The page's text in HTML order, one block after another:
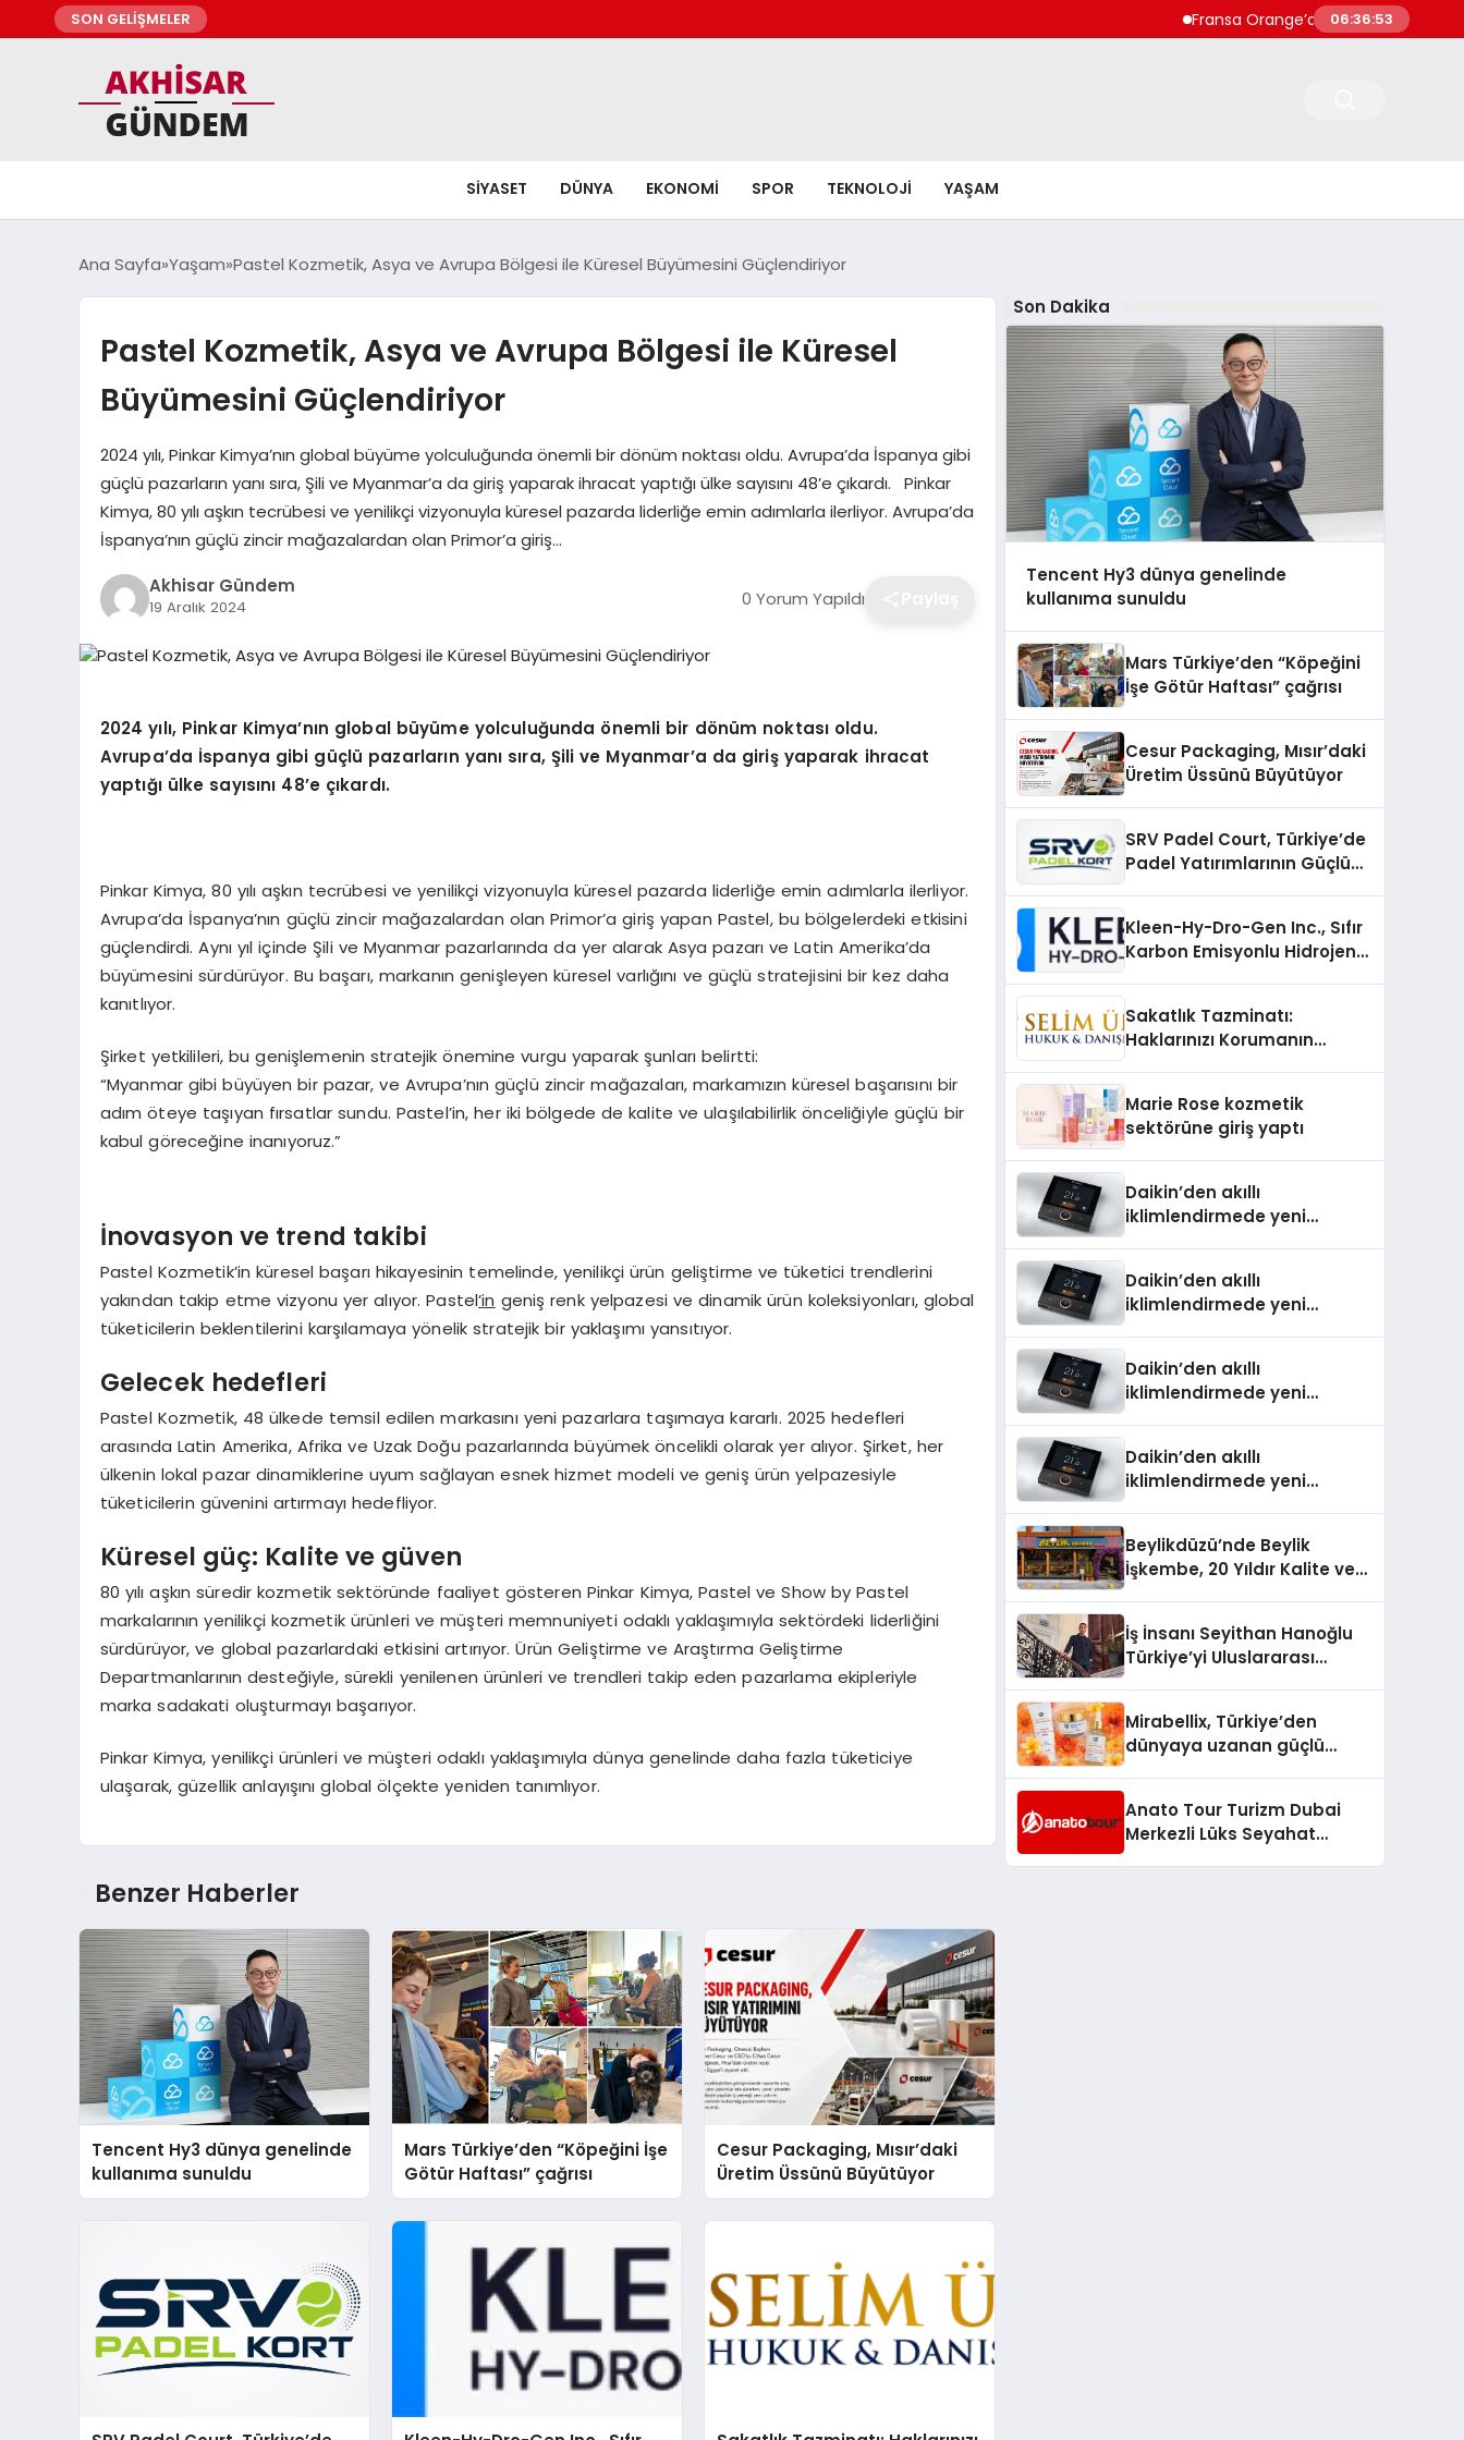
SON GELİŞMELER Fransa Orange’da Kadının Evinde Beş
06:36:54
SIYASET DÜNYA EKONOMI SPOR TEKNOLOJI YAŞAM
Ana Sayfa Yaşam Pastel Kozmetik, Asya ve Avrupa Bölgesi ile Küresel Büyümesini Güçlendiriyor
Pastel Kozmetik, Asya ve Avrupa Bölgesi ile Küresel
Büyümesini Güçlendiriyor
2024 yılı, Pinkar Kimya’nın global büyüme yolculuğunda önemli bir dönüm noktası oldu. Avrupa’da İspanya gibi
güçlü pazarların yanı sıra, Şili ve Myanmar’a da giriş yaparak ihracat yaptığı ülke sayısını 48’e çıkardı. Pinkar
Kimya, 80 yılı aşkın tecrübesi ve yenilikçi vizyonuyla küresel pazarda liderliğe emin adımlarla ilerliyor. Avrupa’da
İspanya’nın güçlü zincir mağazalardan olan Primor’a giriş…
Akhisar Gündem
19 Aralık 2024 0 Yorum Yapıldı
2024 yılı, Pinkar Kimya’nın global büyüme yolculuğunda önemli bir dönüm noktası oldu.
Avrupa’da İspanya gibi güçlü pazarların yanı sıra, Şili ve Myanmar’a da girişyaparak ihracat
yaptığı ülke sayısını 48’e çıkardı.
Pinkar Kimya, 80 yılı aşkın tecrübesi ve yenilikçi vizyonuyla küresel pazarda liderliğe emin adımlarla ilerliyor.
Avrupa’da İspanya’nın güçlü zincir mağazalardan olan Primor’a giriş yapan Pastel, bu bölgelerdeki etkisini
güçlendirdi. Aynı yıl içinde Şili ve Myanmar pazarlarında da yer alarak Asya pazarı ve Latin Amerika’da
büyümesini sürdürüyor. Bu başarı, markanın genişleyen küresel varlığını ve güçlü stratejisini bir kez daha
kanıtlıyor.
Şirket yetkilileri, bu genişlemenin stratejik önemine vurgu yaparak şunları belirtti:
“Myanmar gibi büyüyen bir pazar, ve Avrupa’nın güçlü zincir mağazaları, markamızın küresel başarısını bir
adım öteye taşıyan fırsatlar sundu. Pastel’in, her iki bölgede de kalite ve ulaşılabilirlik önceliğiyle güçlü bir
kabul göreceğine inanıyoruz.”
İnovasyon ve trend takibi
Pastel Kozmetik’in küresel başarı hikayesinin temelinde, yenilikçi ürün geliştirme ve tüketici trendlerini
yakından takip etme vizyonu yer alıyor. Pastel’in geniş renk yelpazesi ve dinamik ürün koleksiyonları, global
tüketicilerin beklentilerini karşılamaya yönelik stratejik bir yaklaşımı yansıtıyor.
Gelecek hedefleri
Pastel Kozmetik, 48 ülkede temsil edilen markasını yeni pazarlara taşımaya kararlı. 2025 hedefleri
arasında Latin Amerika, Afrika ve Uzak Doğu pazarlarında büyümek öncelikli olarak yer alıyor. Şirket, her
ülkenin lokal pazar dinamiklerine uyum sağlayan esnek hizmet modeli ve geniş ürün yelpazesiyle
tüketicilerin güvenini artırmayı hedefliyor.
Küresel güç: Kalite ve güven
80 yılı aşkın süredir kozmetik sektöründe faaliyet gösteren Pinkar Kimya, Pastel ve Show by Pastel
markalarının yenilikçi kozmetik ürünleri ve müşteri memnuniyeti odaklı yaklaşımıyla sektördeki liderliğini
sürdürüyor, ve global pazarlardaki etkisini artırıyor. Ürün Geliştirme ve Araştırma Geliştirme
Departmanlarının desteğiyle, sürekli yenilenen ürünleri ve trendleri takip eden pazarlama ekipleriyle
marka sadakati oluşturmayı başarıyor.
Pinkar Kimya, yenilikçi ürünleri ve müşteri odaklı yaklaşımıyla dünya genelinde daha fazla tüketiciye
ulaşarak, güzellik anlayışını global ölçekte yeniden tanımlıyor.
Benzer Haberler
Tencent Hy3 dünya genelinde
kullanıma sunuldu
Mars Türkiye’den “Köpeğini İşe
Götür Haftası” çağrısı
Cesur Packaging, Mısır’daki
Üretim Üssünü Büyütüyor
Son Dakika
Tencent Hy3 dünya genelinde
kullanıma sunuldu
Mars Türkiye’den “Köpeğini
İşe Götür Haftası” çağrısı
Cesur Packaging, Mısır’daki
Üretim Üssünü Büyütüyor
SRV Padel Court, Türkiye’de
Padel Yatırımlarının Güçlü
Kleen-Hy-Dro-Gen Inc., Sıfır
Karbon Emisyonlu Hidrojen
Aldı
Sakatlık Tazminatı:
Haklarınızı Korumanın
Marie Rose kozmetik
sektörüne giriş yaptı
Daikin’den akıllı
iklimlendirmede yeni
Daikin’den akıllı
iklimlendirmede yeni
Daikin’den akıllı
iklimlendirmede yeni
Daikin’den akıllı
iklimlendirmede yeni
Beylikdüzü’nde Beylik
İşkembe, 20 Yıldır Kalite ve
İş İnsanı Seyithan Hanoğlu
Türkiye’yi Uluslararası
Mirabellix, Türkiye’den
dünyaya uzanan güçlü
Anato Tour Turizm Dubai
Merkezli Lüks Seyahat